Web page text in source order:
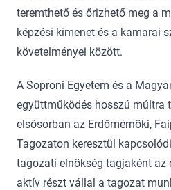
teremthető és őrizhető meg a
képzési kimenet és a kamarai
követelményei között.
A Soproni Egyetem és a
együttműködés hosszú múltra
elsősorban az Erdőmérnöki,
Tagozaton keresztül
tagozati elnökség tagjaként az
aktív részt vállal a tagozat